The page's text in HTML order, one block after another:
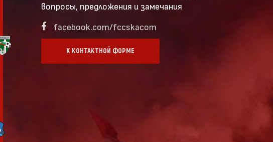
вопросы, предложения и замечания
facebook.com/fccskacom
К КОНТАКТНОЙ ФОРМЕ